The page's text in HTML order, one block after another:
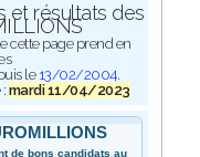
et résultats des
cette page prend en
le 13/02/2004.
mardi 11/04/2023
de bons candidats au